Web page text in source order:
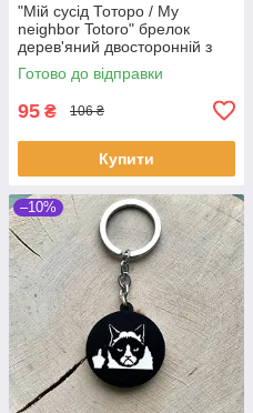
"Мій сусід Тоторо / My
neighbor Totoro" брелок
дерев'яний двосторонній з
уф-друком
Готово до відправки
95 ₴ 106 ₴
Купити
–10%